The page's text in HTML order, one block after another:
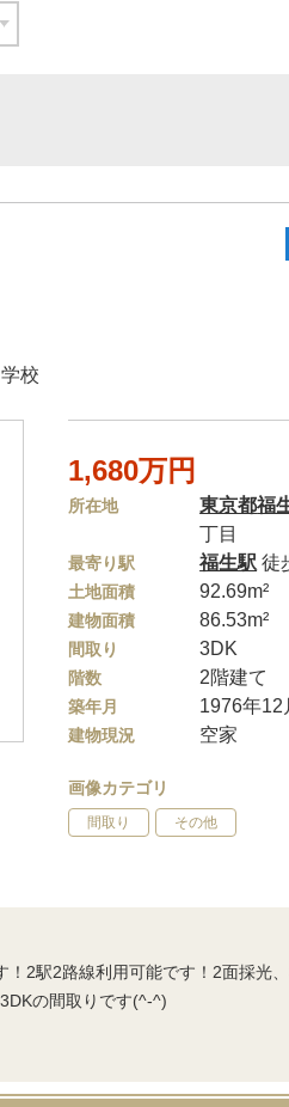
校
1,680万円
所在地 東京都福
丁目
最寄り駅 福生駅 徒
土地面積 92.69m²
建物面積 86.53m²
間取り 3DK
階数 2階建て
築年月 1976年12
建物現況 空家
画像カテゴリ
間取り その他
2駅2路線利用可能です！2面採光
の間取りです(^-^)